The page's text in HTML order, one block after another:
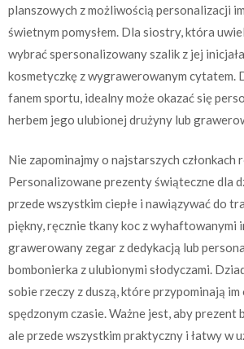
planszowych z możliwością personalizacji
świetnym pomysłem. Dla siostry, która
wybrać spersonalizowany szalik z jej
kosmetyczkę z wygrawerowanym cytatem.
fanem sportu, idealny może okazać się
herbem jego ulubionej drużyny lub
Nie zapominajmy o najstarszych członkach
Personalizowane prezenty świąteczne dla
przede wszystkim ciepłe i nawiązywać do
piękny, ręcznie tkany koc z wyhaftowanymi
grawerowany zegar z dedykacją lub
bombonierka z ulubionymi słodyczami.
sobie rzeczy z duszą, które przypominają
spędzonym czasie. Ważne jest, aby prezent
ale przede wszystkim praktyczny i łatwy w